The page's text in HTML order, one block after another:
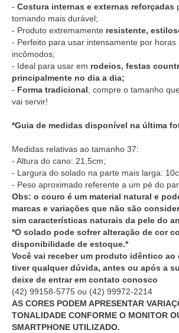
- Costura internas e externas reforçadas
tornando mais durável;
- Produto extremamente resistente,
- Perfeito para usar intensamente por horas
incômodos;
- Ideal para usar em rodeios, festas
principalmente no dia a dia;
- Forma tradicional , compre o tamanho
vai servir!
*Guia de medidas disponível na última
Medidas relativas ao tamanho 37:
- Altura do cano: 21,5cm;
- Largura do solado na parte mais larga:
- Peso aproximado referente a um pé do
Obs: o couro é um material natural e
marcas e variações que não são
sim características naturais da pele do
*O solado pode sofrer alteração de cor
disponibilidade de estoque.*
Você vai receber um produto idêntico ao
tiver qualquer dúvida, antes ou após a
deixe de entrar em contato conosco
(42) 99158-5775 ou (42) 99972-2214
AS CORES PODEM APRESENTAR
TONALIDADE CONFORME O MONITOR
SMARTPHONE UTILIZADO.